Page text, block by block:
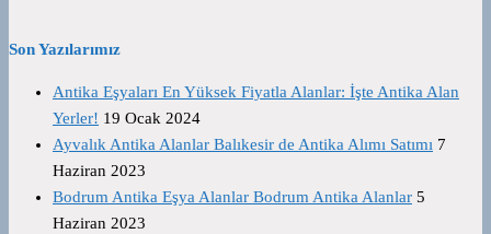
Son Yazılarımız
Antika Eşyaları En Yüksek Fiyatla Alanlar: İşte Antika Alan
Yerler! 19 Ocak 2024
Ayvalık Antika Alanlar Balıkesir de Antika Alımı Satımı 7
Haziran 2023
Bodrum Antika Eşya Alanlar Bodrum Antika Alanlar 5
Haziran 2023